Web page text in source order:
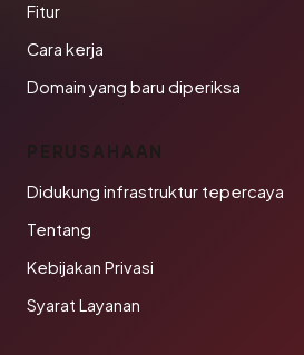
Fitur
Cara kerja
Domain yang baru diperiksa
PERUSAHAAN
Didukung infrastruktur tepercaya
Tentang
Kebijakan Privasi
Syarat Layanan